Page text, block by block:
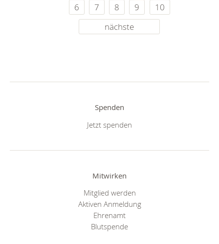
6
7 8 9
10
nächste
Spenden
Jetzt spenden
Mitwirken
Mitglied werden
Aktiven Anmeldung
Ehrenamt
Blutspende